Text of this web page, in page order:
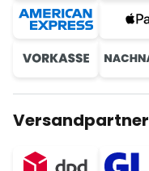
Versandpartner